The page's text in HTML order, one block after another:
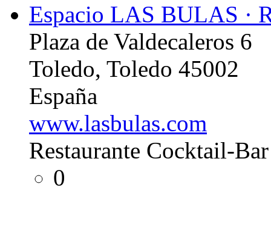
Espacio LAS BULAS ·
Plaza de Valdecaleros 6
Toledo, Toledo 45002
España
www.lasbulas.com
Restaurante Cocktail-
0